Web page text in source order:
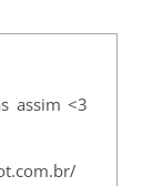
assim <3